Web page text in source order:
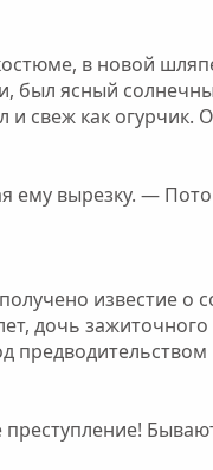
в новой
был ясный
как огурчик.
ему вырезку. —
известие
дочь